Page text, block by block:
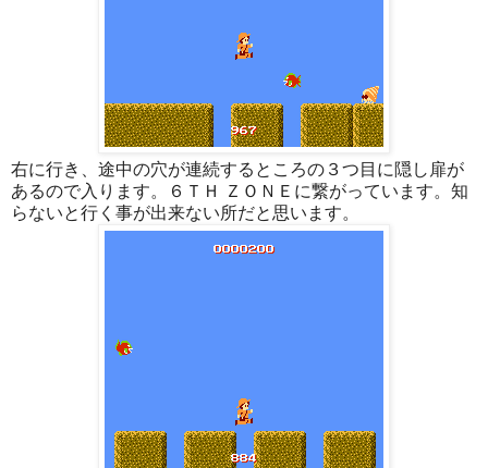
右に行き、途中の穴が連続するところの３つ目に隠し扉が
あるので入ります。６ＴＨ ＺＯＮＥに繋がっています。知
らないと行く事が出来ない所だと思います。